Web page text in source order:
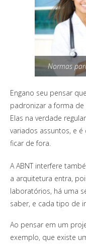
Normas
Engano seu pensar
padronizar a forma
Elas na verdade
variados assuntos, e
ficar de fora.
A ABNT interfere
a arquitetura entra,
laboratórios, há uma
saber, e cada tipo de
Ao pensar em um
exemplo, que existe